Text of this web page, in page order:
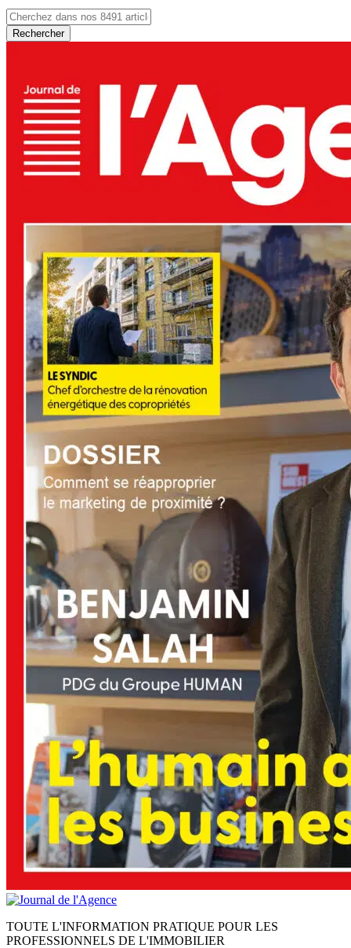
Rechercher
TOUTE L'INFORMATION PRATIQUE POUR LES
PROFESSIONNELS DE L'IMMOBILIER